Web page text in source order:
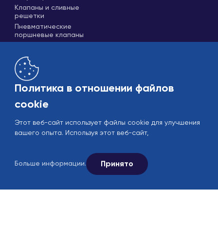
Клапаны и сливные
решетки
Пневматические
поршневые клапаны
РынокB2B
Следите за нами в социальных сетях.
Политика в отношении файлов
cookie
Этот веб-сайт использует файлы cookie для улучшения
вашего опыта. Используя этот веб-сайт,
Больше информации. Принято